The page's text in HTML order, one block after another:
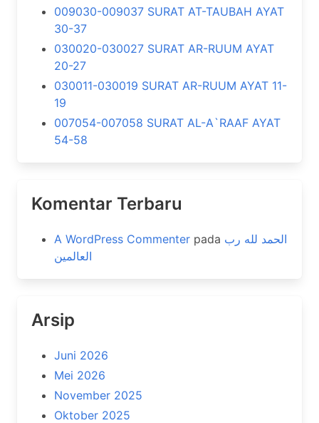
009030-009037 SURAT AT-TAUBAH AYAT
30-37
030020-030027 SURAT AR-RUUM AYAT
20-27
030011-030019 SURAT AR-RUUM AYAT 11-
19
007054-007058 SURAT AL-A`RAAF AYAT
54-58
Komentar Terbaru
A WordPress Commenter pada الحمد لله رب
العالمين
Arsip
Juni 2026
Mei 2026
November 2025
Oktober 2025